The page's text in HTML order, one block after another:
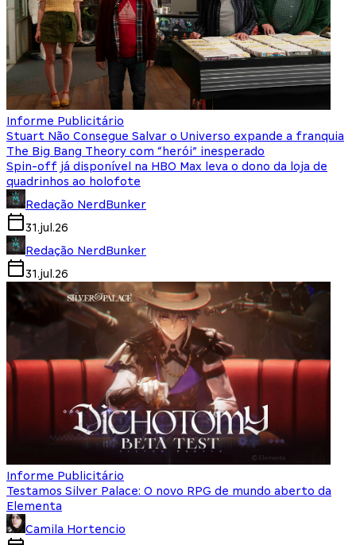
Informe Publicitário
Stuart Não Consegue Salvar o Universo expande a franquia
The Big Bang Theory com “herói” inesperado
Spin-off já disponível na HBO Max leva o dono da loja de
quadrinhos ao holofote
Redação NerdBunker
31.jul.26
Redação NerdBunker
31.jul.26
Informe Publicitário
Testamos Silver Palace: O novo RPG de mundo aberto da
Elementa
Camila Hortencio